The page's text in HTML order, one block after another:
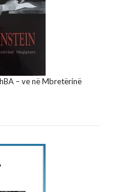
– ve në Mbretërinë